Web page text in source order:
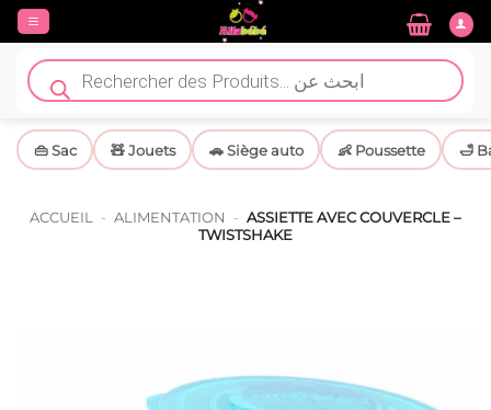
Passer
contenu
Recherche
de
produits
👜 Sac 🧸 Jouets 🚗 Siège auto 👶 Poussette 🛁
ACCUEIL - ALIMENTATION - ASSIETTE AVEC COUVERCLE –
TWISTSHAKE